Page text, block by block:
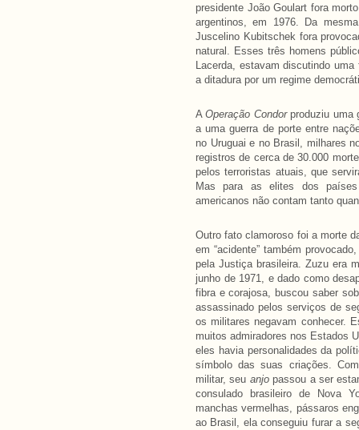
presidente João Goulart fora
argentinos, em 1976. Da
Juscelino Kubitschek fora
natural. Esses três homens
Lacerda, estavam discutindo
a ditadura por um regime
AOperação Condorproduziu uma
a uma guerra de porte entre
no Uruguai e no Brasil, milhares
registros de cerca de 30.000
pelos terroristas atuais, que
Mas para as elites dos
americanos não contam tanto
Outro fato clamoroso foi a morte
em “acidente” também
pela Justiça brasileira. Zuzu era
junho de 1971, e dado como
fibra e corajosa, buscou saber
assassinado pelos serviços de
os militares negavam conhecer.
muitos admiradores nos Estados
eles havia personalidades da
símbolo das suas criações.
militar, seu anjopassou a ser
consulado brasileiro de Nova
manchas vermelhas, pássaros
ao Brasil, ela conseguiu furar a